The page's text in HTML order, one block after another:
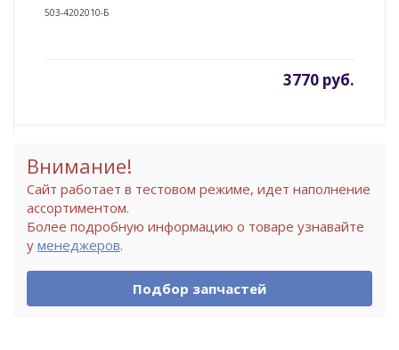
503-4202010-Б
3770 руб.
Внимание!
Сайт работает в тестовом режиме, идет наполнение
ассортиментом.
Более подробную информацию о товаре узнавайте
у менеджеров.
Подбор запчастей